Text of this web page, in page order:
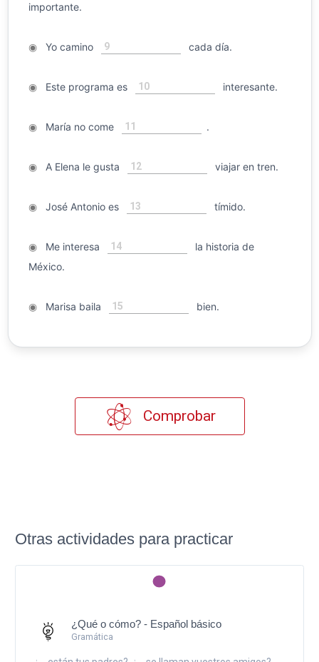
importante.
◉Yo camino 9 cada día.
◉Este programa es 10 interesante.
◉María no come 11 .
◉A Elena le gusta 12 viajar en tren.
◉José Antonio es 13 tímido.
◉Me interesa 14
la historia de
México.
◉Marisa baila 15 bien.
Comprobar
Otras actividades para practicar
¿Qué o cómo? - Español básico
Gramática